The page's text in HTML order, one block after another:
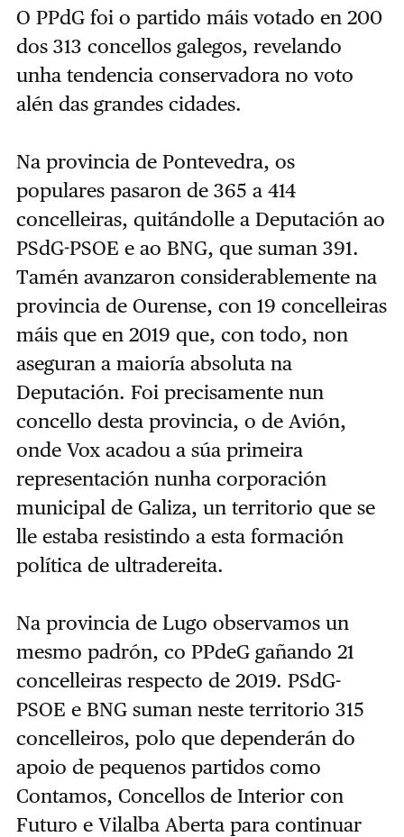
O PPdG foi o partido máis votado en 200
dos 313 concellos galegos, revelando
unha tendencia conservadora no voto
alén das grandes cidades.
Na provincia de Pontevedra, os
populares pasaron de 365 a 414
concelleiras, quitándolle a Deputación ao
PSdG-PSOE e ao BNG, que suman 391.
Tamén avanzaron considerablemente na
provincia de Ourense, con 19 concelleiras
máis que en 2019 que, con todo, non
aseguran a maioría absoluta na
Deputación. Foi precisamente nun
concello desta provincia, o de Avión,
onde Vox acadou a súa primeira
representación nunha corporación
municipal de Galiza, un territorio que se
lle estaba resistindo a esta formación
política de ultradereita.
Na provincia de Lugo observamos un
mesmo padrón, co PPdeG gañando 21
concelleiras respecto de 2019. PSdG-
PSOE e BNG suman neste territorio 315
concelleiros, polo que dependerán do
apoio de pequenos partidos como
Contamos, Concellos de Interior con
Futuro e Vilalba Aberta para continuar